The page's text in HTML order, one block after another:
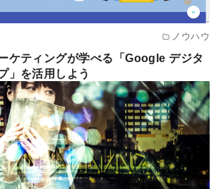
ノウハウ
ケティングが学べる「Google デジタ
」を活用しよう